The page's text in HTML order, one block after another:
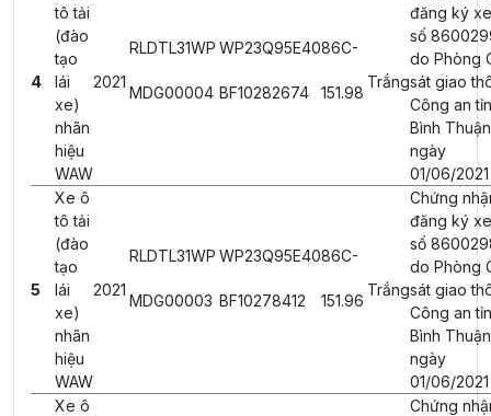
4
tô tải
(đào
tạo
lái
xe)
nhãn
hiệu
WAW
2021
RLDTL31WP
MDG00004
WP23Q95E40
BF10282674
86C-
151.98
Trắng
đăng ký
số
do Phòng
sát giao
Công an
Bình
ngày
01/06/2021
5
Xe ô
tô tải
(đào
tạo
lái
xe)
nhãn
hiệu
WAW
2021
RLDTL31WP
MDG00003
WP23Q95E40
BF10278412
86C-
151.96
Trắng
Chứng
đăng ký
số
do Phòng
sát giao
Công an
Bình
ngày
01/06/2021
Xe ô
Chứng